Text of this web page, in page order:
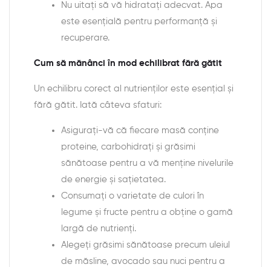
Nu uitați să vă hidratați adecvat. Apa
este esențială pentru performanță și
recuperare.
Cum să mănânci în mod echilibrat fără gătit
Un echilibru corect al nutrienților este esențial și
fără gătit. Iată câteva sfaturi:
Asigurați-vă că fiecare masă conține
proteine, carbohidrați și grăsimi
sănătoase pentru a vă menține nivelurile
de energie și sațietatea.
Consumați o varietate de culori în
legume și fructe pentru a obține o gamă
largă de nutrienți.
Alegeți grăsimi sănătoase precum uleiul
de măsline, avocado sau nuci pentru a